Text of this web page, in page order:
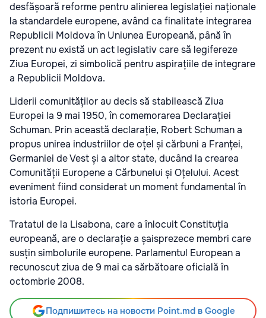
desfășoară reforme pentru alinierea legislației naționale
la standardele europene, având ca finalitate integrarea
Republicii Moldova în Uniunea Europeană, până în
prezent nu există un act legislativ care să legifereze
Ziua Europei, zi simbolică pentru aspirațiile de integrare
a Republicii Moldova.
Liderii comunităților au decis să stabilească Ziua
Europei la 9 mai 1950, în comemorarea Declarației
Schuman. Prin această declarație, Robert Schuman a
propus unirea industriilor de oțel și cărbuni a Franței,
Germaniei de Vest și a altor state, ducând la crearea
Comunității Europene a Cărbunelui și Oțelului. Acest
eveniment fiind considerat un moment fundamental în
istoria Europei.
Tratatul de la Lisabona, care a înlocuit Constituția
europeană, are o declarație a șaisprezece membri care
susțin simbolurile europene. Parlamentul European a
recunoscut ziua de 9 mai ca sărbătoare oficială în
octombrie 2008.
Подпишитесь на новости Point.md в Google